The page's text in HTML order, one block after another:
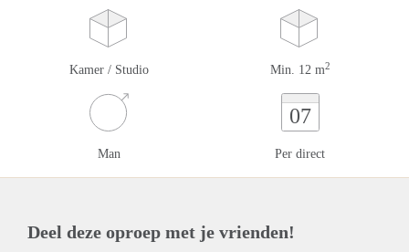
Kamer / Studio Min. 12 m2
Man
07
Per direct
Deel deze oproep met je vrienden!